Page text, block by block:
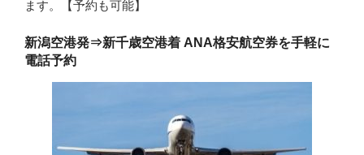
ます。【予約も可能】
新潟空港発⇒新千歳空港着 ANA格安航空券を手軽に
電話予約